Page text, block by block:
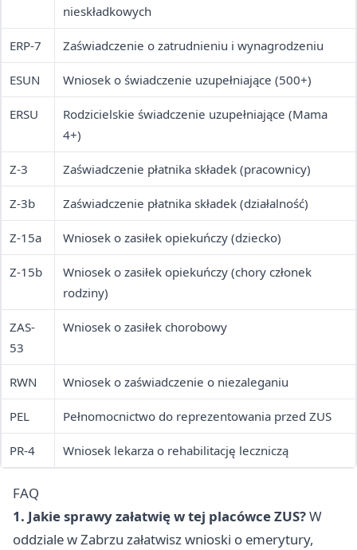
nieskładkowych
ERP-7 Zaświadczenie o zatrudnieniu i wynagrodzeniu
ESUN Wniosek o świadczenie uzupełniające (500+)
ERSU
Rodzicielskie świadczenie uzupełniające (Mama
4+)
Z-3 Zaświadczenie płatnika składek (pracownicy)
Z-3b Zaświadczenie płatnika składek (działalność)
Z-15a Wniosek o zasiłek opiekuńczy (dziecko)
Z-15b
Wniosek o zasiłek opiekuńczy (chory członek
rodziny)
ZAS-
53
Wniosek o zasiłek chorobowy
RWN Wniosek o zaświadczenie o niezaleganiu
PEL Pełnomocnictwo do reprezentowania przed ZUS
PR-4 Wniosek lekarza o rehabilitację leczniczą
FAQ
1. Jakie sprawy załatwię w tej placówce ZUS?W
oddziale w Zabrzu załatwisz wnioski o emerytury,